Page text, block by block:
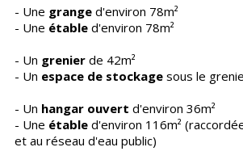
- Une grange d'environ 78m²
- Une étable d'environ 78m²
- Un grenier de 42m²
- Un espace de stockage sous le
- Un hangar ouvert d'environ 36m²
- Une étable d'environ 116m²
et au réseau d'eau public)